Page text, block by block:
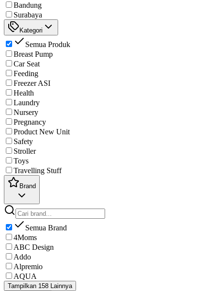
Bandung
Surabaya
Kategori
Semua Produk
Breast Pump
Car Seat
Feeding
Freezer ASI
Health
Laundry
Nursery
Pregnancy
Product New Unit
Safety
Stroller
Toys
Travelling Stuff
Brand
Semua Brand
4Moms
ABC Design
Addo
Alpremio
AQUA
Tampilkan 158 Lainnya